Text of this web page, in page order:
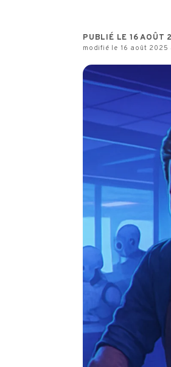
PUBLIÉ LE 16 AOÛT
modifié le 16 août 2025